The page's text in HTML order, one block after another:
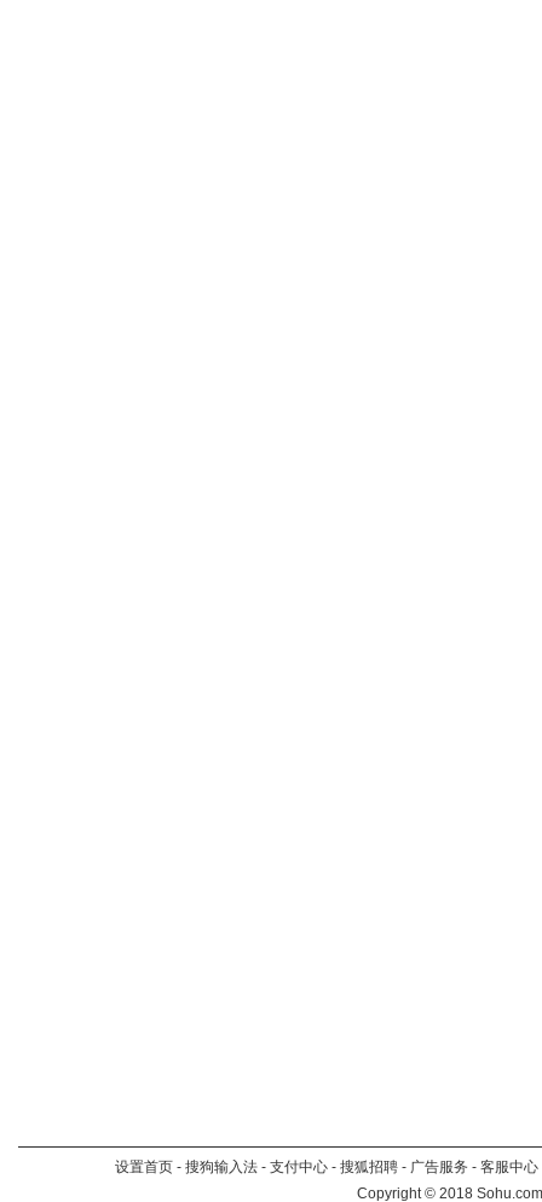
设置首页 - 搜狗输入法 - 支付中心 - 搜狐招聘 - 广告服务 - 客服中心
Copyright©2018